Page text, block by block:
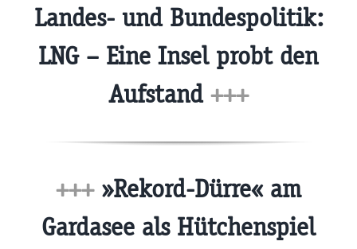
Landes- und Bundespolitik:
LNG – Eine Insel probt den
Aufstand +++
+++»Rekord-Dürre« am
Gardasee als Hütchenspiel